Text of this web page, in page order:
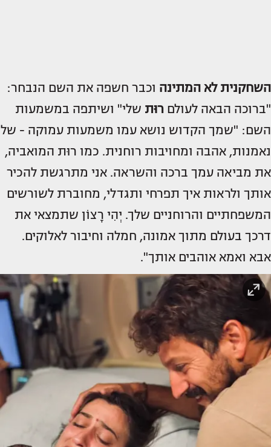
השחקנית לא המתינה וכבר חשפה את השם הנבחר:
"ברוכה הבאה לעולם רוּת שלי" ושיתפה במשמעות
השם: "שמך הקדוש נושא עמו משמעות עמוקה - של
נאמנות, אהבה ומחויבות רוחנית. כמו רוּת המואביה,
את מביאה עמך ברכה והשראה. אני מתרגשת להכיר
אותך ולראות איך תפרחי ותגדלי, מחוברת לשורשים
המשפחתיים והרוחניים שלך. יְהִי רָצוֹן שתמצאי את
דרכך בעולם מתוך אמונה, חמלה וחיבור לאלוקים.
אבא ואמא אוהבים אותך".